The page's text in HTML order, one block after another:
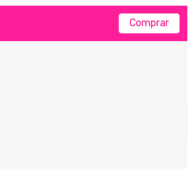
Comprar